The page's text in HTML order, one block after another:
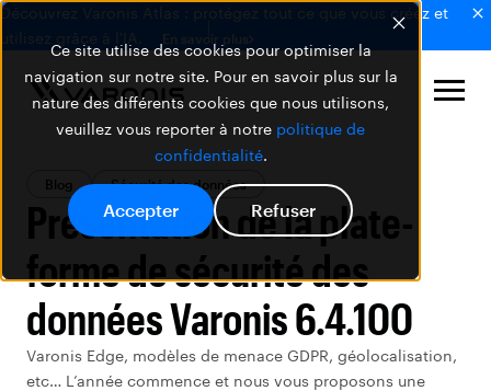
Ce site utilise des cookies pour optimiser la
navigation sur notre site. Pour en savoir plus sur la
nature des différents cookies que nous utilisons,
veuillez vous reporter à notre politique de
confidentialité.
Accepter Refuser
Découvrez Varonis Atlas : protégez tout ce que vous créez et
utilisez grâce à l'IA.
En savoir plus
Blog Sécurité des données
Présentation de la plate-
forme de sécurité des
données Varonis 6.4.100
Varonis Edge, modèles de menace GDPR, géolocalisation,
etc… L’année commence et nous vous proposons une